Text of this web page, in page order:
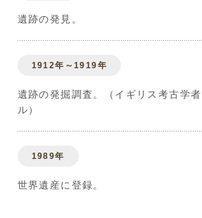
遺跡の発見。
1912年～1919年
遺跡の発掘調査。（イギリス考古学
ル）
1989年
世界遺産に登録。